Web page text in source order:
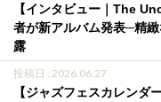
【インタビュー｜The
者が新アルバム発表─精
露
投稿日 : 2026.06.27
【ジャズフェスカレンダ